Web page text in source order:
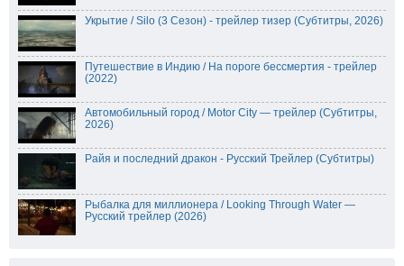
Укрытие / Silo (3 Сезон) - трейлер тизер (Субтитры, 2026)
Путешествие в Индию / На пороге бессмертия - трейлер
(2022)
Автомобильный город / Motor City — трейлер (Субтитры,
2026)
Райя и последний дракон - Русский Трейлер (Субтитры)
Рыбалка для миллионера / Looking Through Water —
Русский трейлер (2026)